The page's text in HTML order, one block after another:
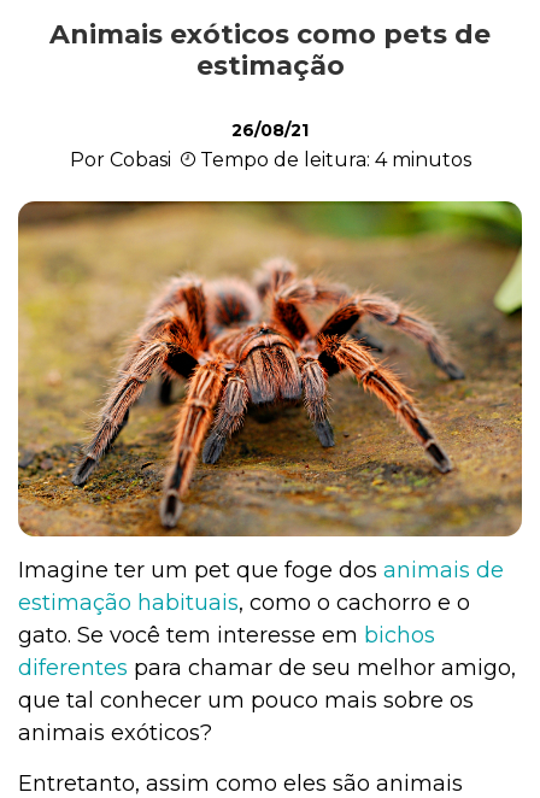
Exóticos e Silvestres
Mamíferos
Répteis
Roedores
Animais exóticos como pets de
estimação
26/08/21
Por Cobasi Tempo de leitura: 4 minutos
Imagine ter um pet que foge dos animais de
estimação habituais, como o cachorro e o
gato. Se você tem interesse em bichos
diferentes para chamar de seu melhor amigo,
que tal conhecer um pouco mais sobre os
animais exóticos?
Entretanto, assim como eles são animais